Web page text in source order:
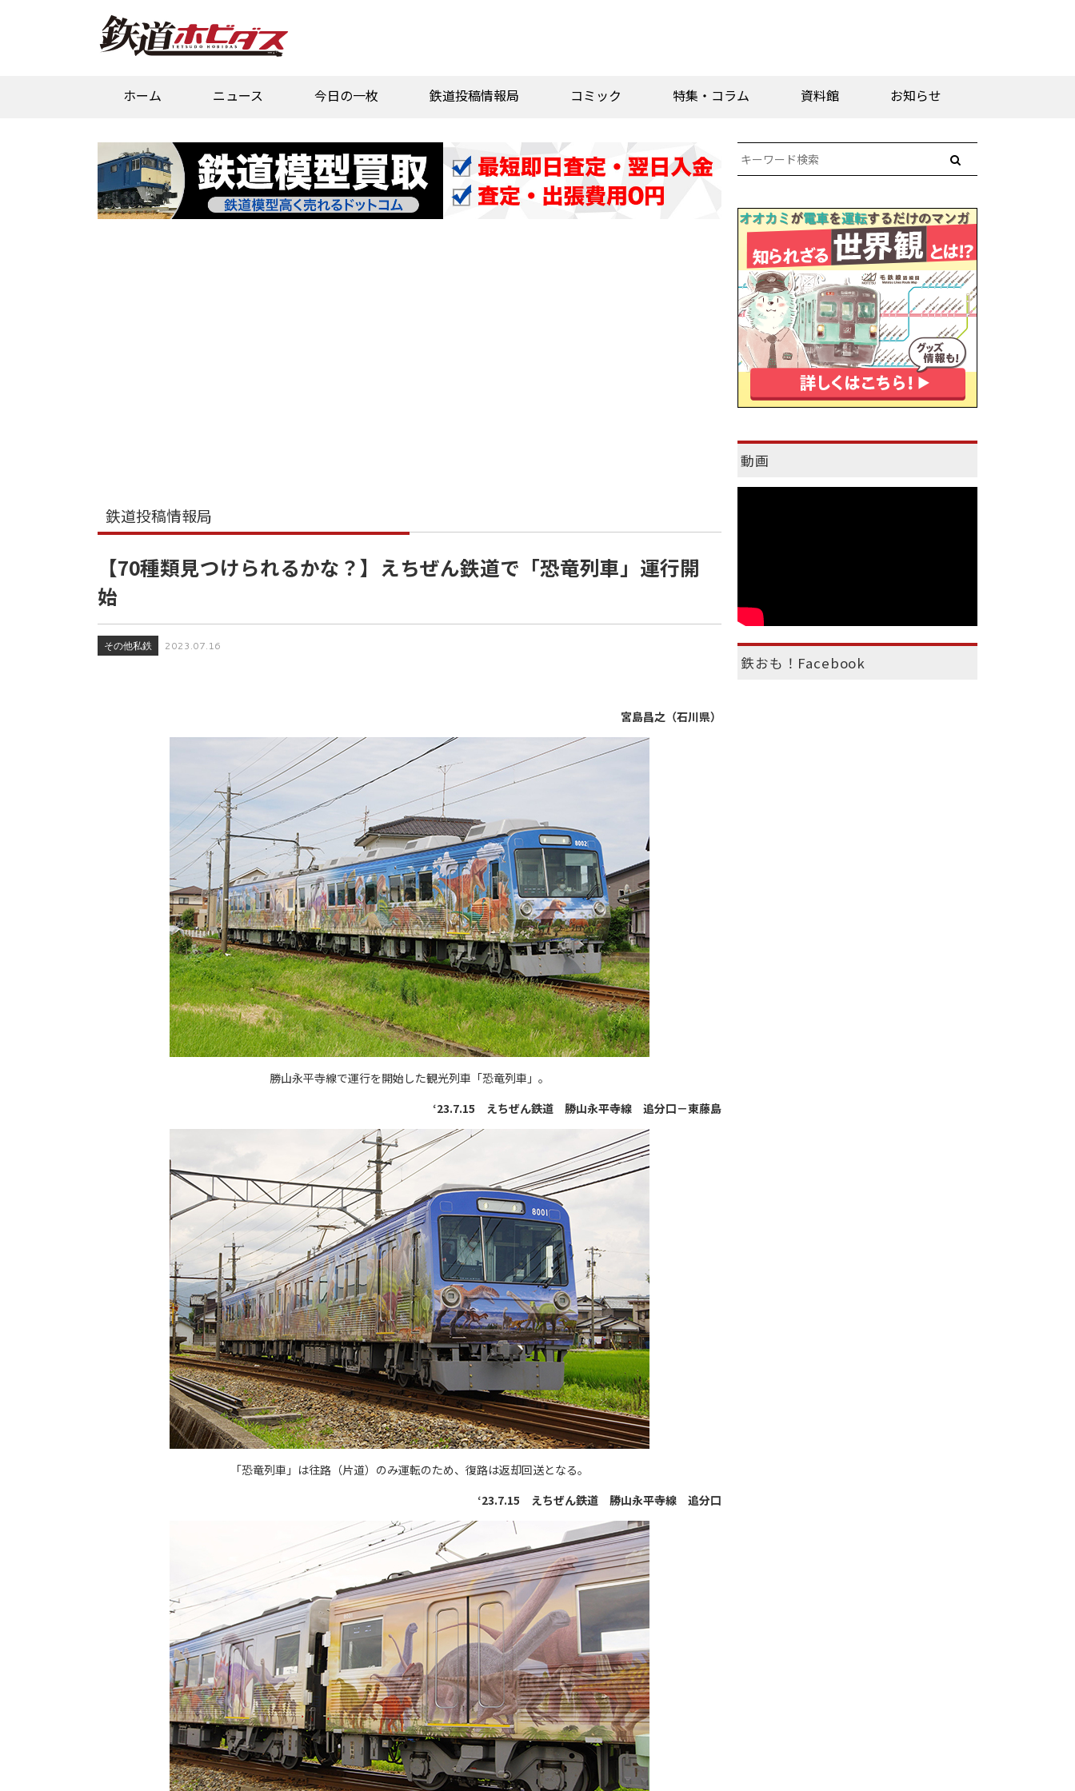
ホーム ニュース 今日の一枚 鉄道投稿情報局 コミック 特集・コラム 資料館 お知らせ
鉄道投稿情報局
【70種類見つけられるかな？】えちぜん鉄道で「恐竜列車」運行開
始
その他私鉄 2023.07.16
宮島昌之（石川県）
勝山永平寺線で運行を開始した観光列車「恐竜列車」。
‘23.7.15 えちぜん鉄道 勝山永平寺線 追分口－東藤島
「恐竜列車」は往路（片道）のみ運転のため、復路は返却回送となる。
‘23.7.15 えちぜん鉄道 勝山永平寺線 追分口
動画
鉄おも！Facebook